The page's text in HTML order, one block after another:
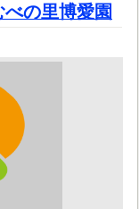
の里博愛園